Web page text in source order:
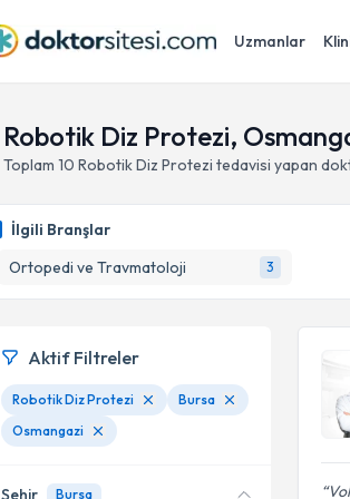
Uzmanlar
Robotik Diz Protezi,
Toplam 10 Robotik Diz Protezi tedavisi yapan
İlgili Branşlar
Ortopedi ve Travmatoloji
3
Aktif Filtreler
Robotik Diz Protezi
Bursa
Osmangazi
Şehir Bursa